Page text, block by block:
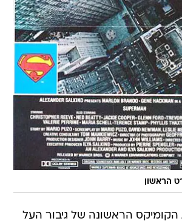
הראשון
הראשונה של גיבור העל